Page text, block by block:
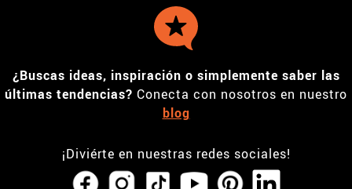
¿Buscas ideas, inspiración o simplemente saber las
últimas tendencias? Conecta con nosotros en nuestro
blog
¡Diviérte en nuestras redes sociales!